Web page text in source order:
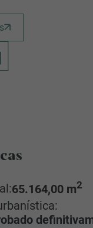
65.164,00 m2